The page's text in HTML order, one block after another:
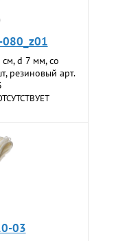
080_z01
d 7 мм, со
резиновый арт.
03